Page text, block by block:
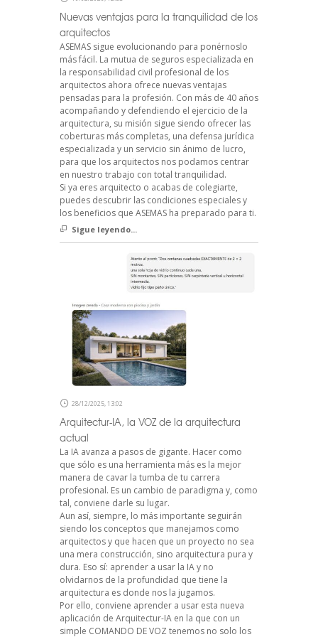
Nuevas ventajas para la tranquilidad de los
arquitectos
ASEMAS sigue evolucionando para ponérnoslo
más fácil. La mutua de seguros especializada en
la responsabilidad civil profesional de los
arquitectos ahora ofrece nuevas ventajas
pensadas para la profesión. Con más de 40 años
acompañando y defendiendo el ejercicio de la
arquitectura, su misión sigue siendo ofrecer las
coberturas más completas, una defensa jurídica
especializada y un servicio sin ánimo de lucro,
para que los arquitectos nos podamos centrar
en nuestro trabajo con total tranquilidad.
Si ya eres arquitecto o acabas de colegiarte,
puedes descubrir las condiciones especiales y
los beneficios que ASEMAS ha preparado para ti.
Sigue leyendo...
28/12/2025, 13:02
Arquitectur-IA, la VOZ de la arquitectura
actual
La IA avanza a pasos de gigante. Hacer como
que sólo es una herramienta más es la mejor
manera de cavar la tumba de tu carrera
profesional. Es un cambio de paradigma y, como
tal, conviene darle su lugar.
Aun así, siempre, lo más importante seguirán
siendo los conceptos que manejamos como
arquitectos y que hacen que un proyecto no sea
una mera construcción, sino arquitectura pura y
dura. Eso sí: aprender a usar la IA y no
olvidarnos de la profundidad que tiene la
arquitectura es donde nos la jugamos.
Por ello, conviene aprender a usar esta nueva
aplicación de Arquitectur-IA en la que con un
simple COMANDO DE VOZ tenemos no solo los